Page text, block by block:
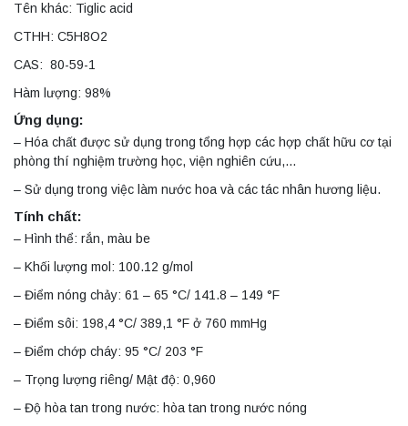
Tên khác: Tiglic acid
CTHH: C5H8O2
CAS: 80-59-1
Hàm lượng: 98%
Ứng dụng:
– Hóa chất được sử dụng trong tổng hợp các hợp chất hữu cơ tại
phòng thí nghiệm trường học, viện nghiên cứu,…
– Sử dụng trong việc làm nước hoa và các tác nhân hương liệu.
Tính chất:
– Hình thể: rắn, màu be
– Khối lượng mol: 100.12 g/mol
– Điểm nóng chảy: 61 – 65 °C/ 141.8 – 149 °F
– Điểm sôi: 198,4 °C/ 389,1 °F ở 760 mmHg
– Điểm chớp cháy: 95 °C/ 203 °F
– Trọng lượng riêng/ Mật độ: 0,960
– Độ hòa tan trong nước: hòa tan trong nước nóng